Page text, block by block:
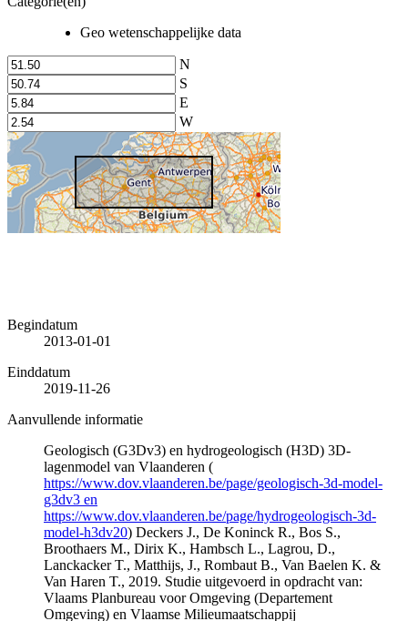
Geo wetenschappelijke data
N
S
E
W
Begindatum
2013-01-01
Einddatum
2019-11-26
Aanvullende informatie
Geologisch (G3Dv3) en hydrogeologisch (H3D) 3D-
lagenmodel van Vlaanderen (
https://www.dov.vlaanderen.be/page/geologisch-3d-model-
g3dv3 en
https://www.dov.vlaanderen.be/page/hydrogeologisch-3d-
model-h3dv20) Deckers J., De Koninck R., Bos S.,
Broothaers M., Dirix K., Hambsch L., Lagrou, D.,
Lanckacker T., Matthijs, J., Rombaut B., Van Baelen K. &
Van Haren T., 2019. Studie uitgevoerd in opdracht van:
Vlaams Planbureau voor Omgeving (Departement
Omgeving) en Vlaamse Milieumaatschappij